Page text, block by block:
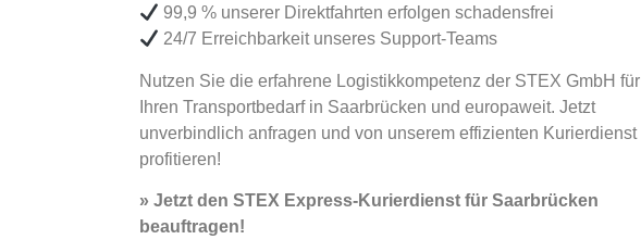
99,9 % unserer Direktfahrten erfolgen schadensfrei
24/7 Erreichbarkeit unseres Support-Teams
Nutzen Sie die erfahrene Logistikkompetenz der STEX GmbH für
Ihren Transportbedarf in Saarbrücken und europaweit. Jetzt
unverbindlich anfragen und von unserem effizienten Kurierdienst
profitieren!
» Jetzt den STEX Express-Kurierdienst für Saarbrücken
beauftragen!